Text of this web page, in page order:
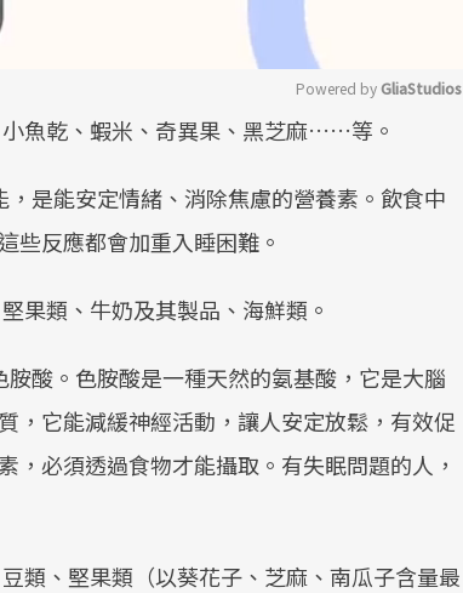
Powered by GliaStudios
魚乾、蝦米、奇異果、黑芝麻……等。
是能安定情緒、消除焦慮的營養素。飲食中
些反應都會加重入睡困難。
果類、牛奶及其製品、海鮮類。
酸。色胺酸是一種天然的氨基酸，它是大腦
，它能減緩神經活動，讓人安定放鬆，有效促
必須透過食物才能攝取。有失眠問題的人，
類、堅果類（以葵花子、芝麻、南瓜子含量最